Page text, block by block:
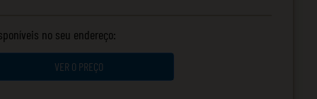
no seu endereço:
VER O PREÇO